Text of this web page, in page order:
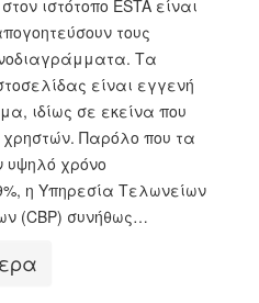
ιστότοπο ESTA είναι
τους
Τα
είναι εγγενή
ιδίως σε εκείνα που
χρηστών. Παρόλο που τα
υψηλό χρόνο
η Υπηρεσία Τελωνείων
(CBP) συνήθως…